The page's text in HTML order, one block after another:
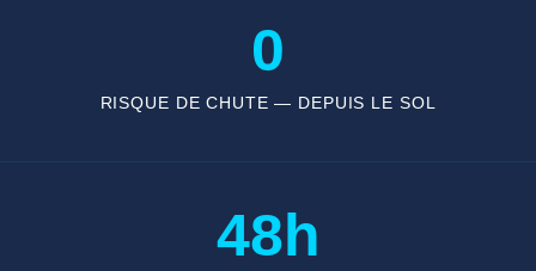
0
RISQUE DE CHUTE — DEPUIS LE SOL
48h